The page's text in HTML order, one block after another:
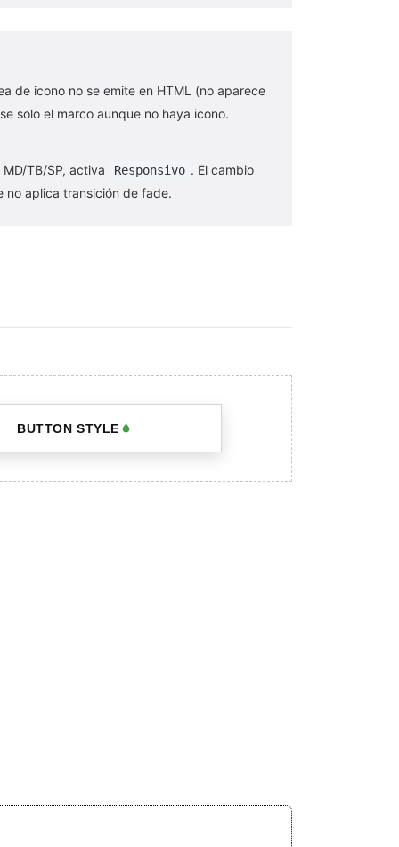
de icono no se emite en HTML (no aparece
solo el marco aunque no haya icono.
TB/SP, activa Responsivo . El cambio
no aplica transición de fade.
BUTTON STYLE